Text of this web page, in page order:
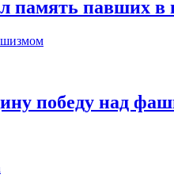
память павших в
победу над